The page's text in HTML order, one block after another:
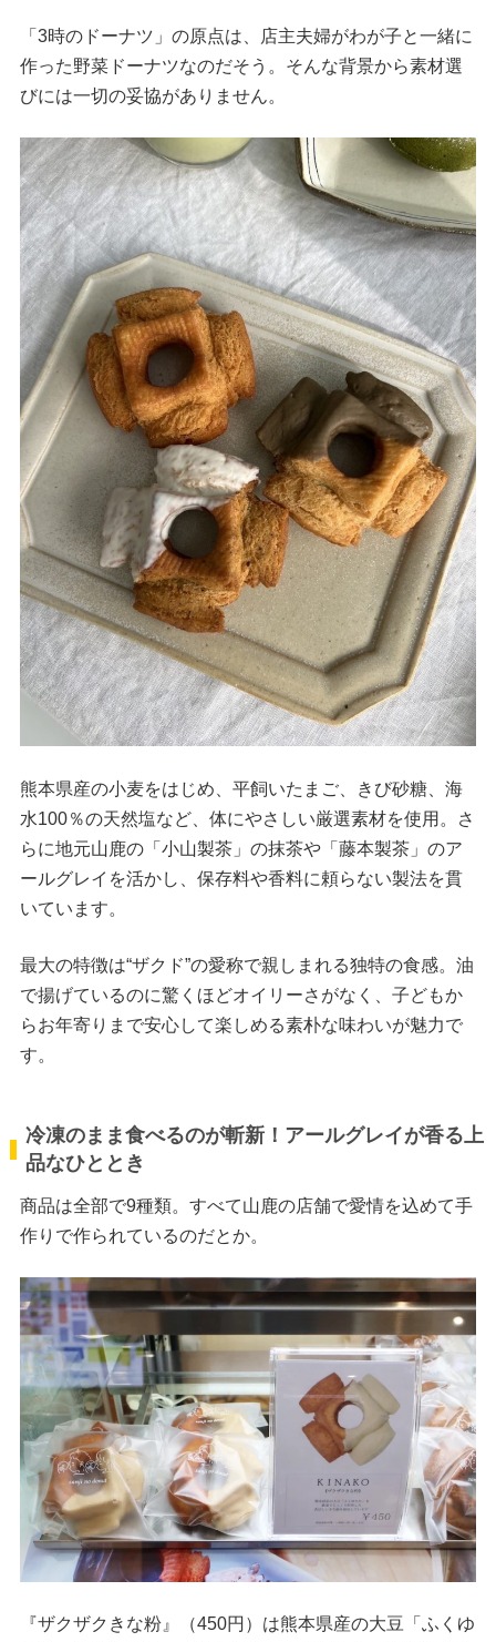
「3時のドーナツ」の原点は、店主夫婦がわが子と一緒に
作った野菜ドーナツなのだそう。そんな背景から素材選
びには一切の妥協がありません。
熊本県産の小麦をはじめ、平飼いたまご、きび砂糖、海
水100％の天然塩など、体にやさしい厳選素材を使用。さ
らに地元山鹿の「小山製茶」の抹茶や「藤本製茶」のア
ールグレイを活かし、保存料や香料に頼らない製法を貫
いています。
最大の特徴は“ザクド”の愛称で親しまれる独特の食感。油
で揚げているのに驚くほどオイリーさがなく、子どもか
らお年寄りまで安心して楽しめる素朴な味わいが魅力で
す。
冷凍のまま食べるのが斬新！アールグレイが香る上
品なひととき
商品は全部で9種類。すべて山鹿の店舗で愛情を込めて手
作りで作られているのだとか。
『ザクザクきな粉』（450円）は熊本県産の大豆「ふくゆ